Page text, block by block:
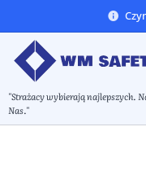
"Strażacy wybierają najlepszych.
Nas."